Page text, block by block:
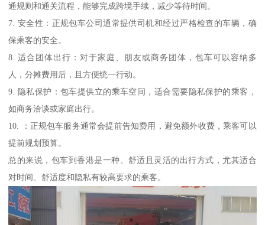
通规则和通关流程，能够完成跨境手续，减少等待时间。
7. 安全性：正规包车公司通常提供司机和经过严格检查的车辆，确
保乘客的安全。
8. 适合团体出行：对于家庭、朋友或商务团体，包车可以容纳多
人，分摊费用后，且方便统一行动。
9. 隐私保护：包车提供立的乘车空间，适合需要隐私保护的乘客，
如商务洽谈或家庭出行。
10. ：正规包车服务通常会提前告知费用，避免额外收费，乘客可以
提前规划预算。
总的来说，包车到香港是一种、舒适且灵活的出行方式，尤其适合
对时间、舒适度和隐私有较高要求的乘客。